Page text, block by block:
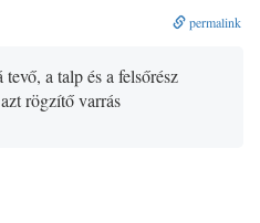
permalink
a talp és a felsőrész
rögzítő varrás